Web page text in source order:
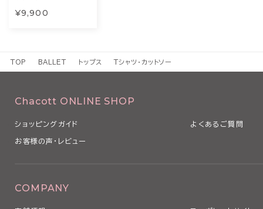
¥9,900
TOP BALLET トップス Tシャツ・カットソー
Chacott ONLINE SHOP
ショッピングガイド よくあるご質問
お客様の声・レビュー
COMPANY